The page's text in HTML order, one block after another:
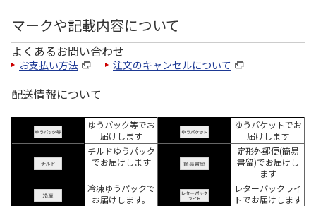
マークや記載内容について
よくあるお問い合わせ
お支払い方法 注文のキャンセルについて
配送情報について
ゆうパック等でお
届けします
ゆうパケットでお
届けします
チルドゆうパック
でお届けします
定形外郵便(簡易
書留)でお届けし
ます
冷凍ゆうパックで
お届けします。
レターパックライ
トでお届けします